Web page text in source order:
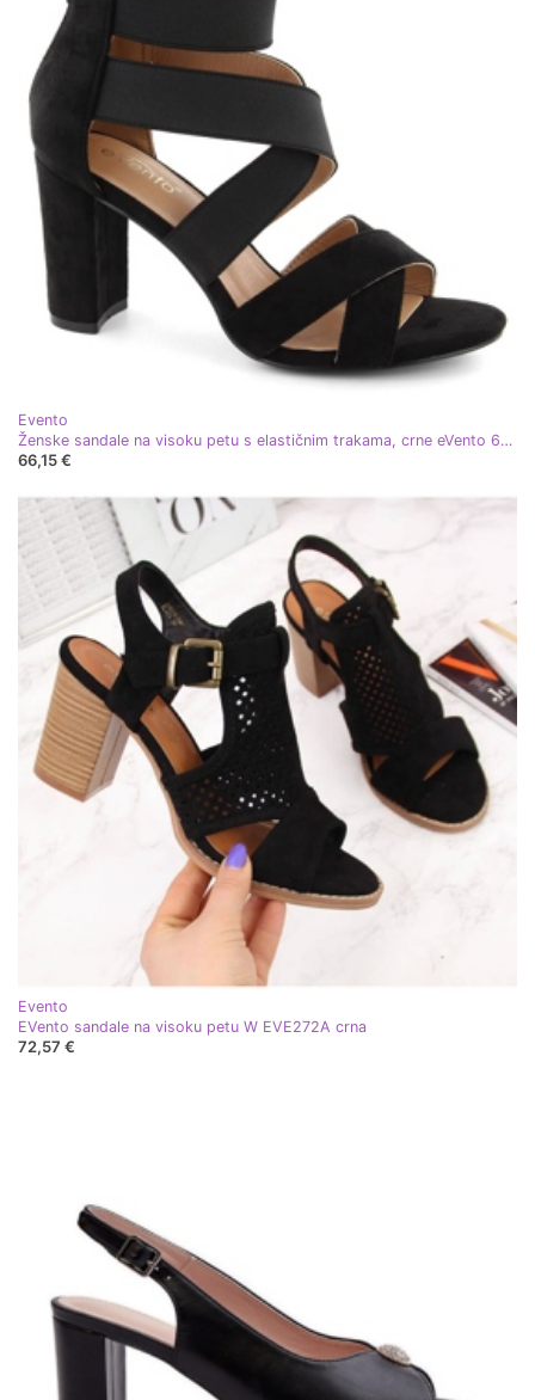
Evento
Ženske sandale na visoku petu s elastičnim trakama, crne eVento 6964 crna
66,15 €
Evento
EVento sandale na visoku petu W EVE272A crna
72,57 €